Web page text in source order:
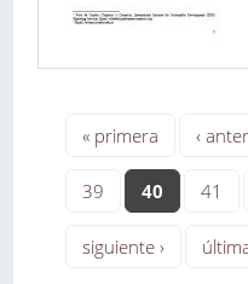
« primera ‹
39 40 41
siguiente ›